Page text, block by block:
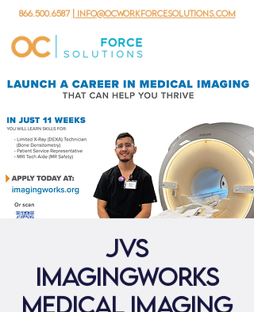
866.500.6587 | info@ocworkforcesolutions.com
JVS
ImagingWorks
Medical Imaging